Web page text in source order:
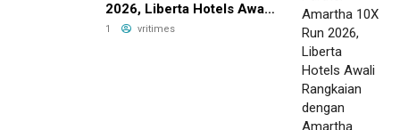
2026, Liberta Hotels Awali
Rangkaian dengan
1 vritimes